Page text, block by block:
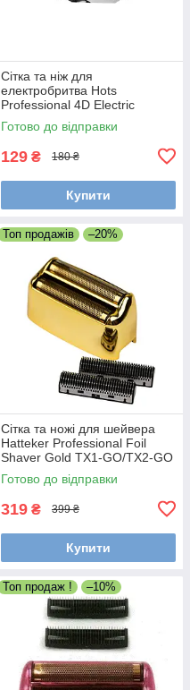
Сітка та ніж для
електробритва Hots
Professional 4D Electric
Shaver LK-1900 (LK-1900-
001)
Готово до відправки
129 ₴ 180 ₴
Купити
Топ продажів –20%
Сітка та ножі для шейвера
Hatteker Professional Foil
Shaver Gold TX1-GO/TX2-GO
(TX2-02-GO)
Готово до відправки
319 ₴ 399 ₴
Купити
Топ продаж ! –10%